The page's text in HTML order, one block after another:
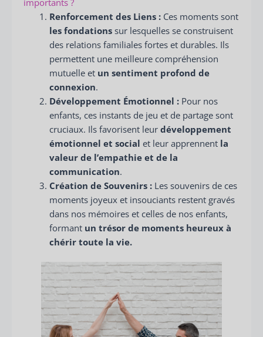
importants ?
Renforcement des Liens :Ces moments sont
les fondationssur lesquelles se construisent
des relations familiales fortes et durables. Ils
permettent une meilleure compréhension
mutuelle et un sentiment profond de
connexion.
Développement Émotionnel :Pour nos
enfants, ces instants de jeu et de partage sont
cruciaux. Ils favorisent leur développement
émotionnel et social et leur apprennent la
valeur de l’empathie et de la
communication.
Création de Souvenirs :Les souvenirs de ces
moments joyeux et insouciants restent gravés
dans nos mémoires et celles de nos enfants,
formant un trésor de moments heureux à
chérir toute la vie.